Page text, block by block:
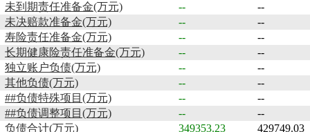
未到期责任准备金(万元)
--
--
未决赔款准备金(万元)
--
--
寿险责任准备金(万元)
--
--
长期健康险责任准备金(万元)
--
--
独立账户负债(万元)
--
--
其他负债(万元)
--
--
##负债特殊项目(万元)
--
--
##负债调整项目(万元)
--
--
负债合计(万元)
349353.23
429749.03